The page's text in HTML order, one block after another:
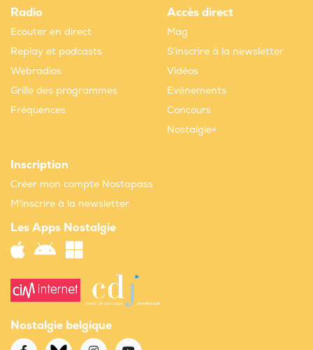
Radio
Ecouter en direct
Replay et podcasts
Webradios
Grille des programmes
Fréquences
Accès direct
Mag
S'inscrire à la newsletter
Vidéos
Evènements
Concours
Nostalgie+
Inscription
Créer mon compte Nostapass
M'inscrire à la newsletter
Les Apps Nostalgie
Nostalgie belgique